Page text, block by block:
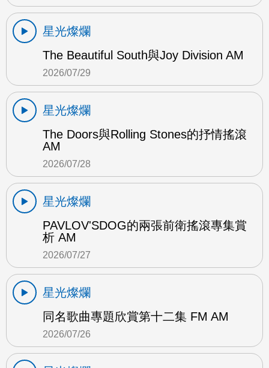
星光燦爛
The Beautiful South與Joy Division AM
2026/07/29
星光燦爛
The Doors與Rolling Stones的抒情搖滾
AM
2026/07/28
星光燦爛
PAVLOV'SDOG的兩張前衛搖滾專集賞
析 AM
2026/07/27
星光燦爛
同名歌曲專題欣賞第十二集 FM AM
2026/07/26